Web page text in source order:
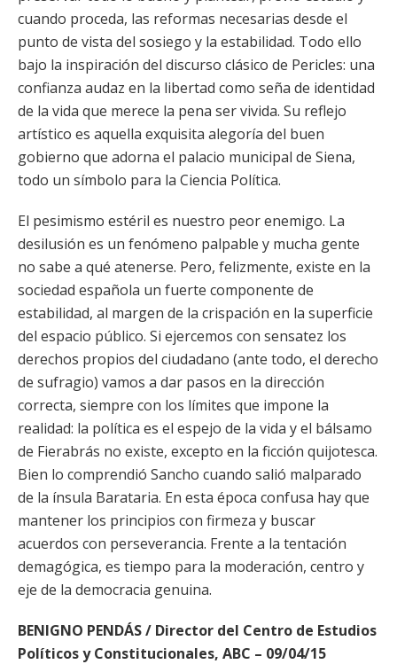
cuando proceda, las reformas necesarias desde el
punto de vista del sosiego y la estabilidad. Todo ello
bajo la inspiración del discurso clásico de Pericles: una
confianza audaz en la libertad como seña de identidad
de la vida que merece la pena ser vivida. Su reflejo
artístico es aquella exquisita alegoría del buen
gobierno que adorna el palacio municipal de Siena,
todo un símbolo para la Ciencia Política.
El pesimismo estéril es nuestro peor enemigo. La
desilusión es un fenómeno palpable y mucha gente
no sabe a qué atenerse. Pero, felizmente, existe en la
sociedad española un fuerte componente de
estabilidad, al margen de la crispación en la superficie
del espacio público. Si ejercemos con sensatez los
derechos propios del ciudadano (ante todo, el derecho
de sufragio) vamos a dar pasos en la dirección
correcta, siempre con los límites que impone la
realidad: la política es el espejo de la vida y el bálsamo
de Fierabrás no existe, excepto en la ficción quijotesca.
Bien lo comprendió Sancho cuando salió malparado
de la ínsula Barataria. En esta época confusa hay que
mantener los principios con firmeza y buscar
acuerdos con perseverancia. Frente a la tentación
demagógica, es tiempo para la moderación, centro y
eje de la democracia genuina.
BENIGNO PENDÁS / Director del Centro de Estudios
Políticos y Constitucionales, ABC – 09/04/15